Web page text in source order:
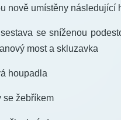
nově umístěny následující
se sníženou
most a skluzavka
houpadla
se žebříkem